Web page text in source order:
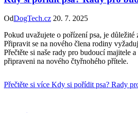
OdDogTech.cz 20. 7. 2025
Pokud uvažujete o pořízení psa, je
Připravit se na nového člena rodiny
Přečtěte si naše rady pro budoucí majitele
připraveni na nového čtyřnohého přítele.
Přečtěte si více Kdy si pořídit psa? Rady